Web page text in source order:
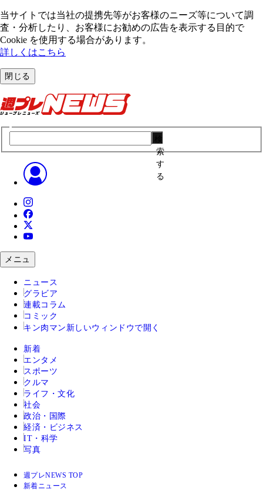
当サイトでは当社の提携先等がお客様のニーズ等について調
査・分析したり、お客様にお勧めの広告を表⽰する⽬的で
Cookie を使⽤する場合があります。
詳しくはこちら
閉じる
索
す
る
メニュ
ニュース
グラビア
連載コラム
コミック
キン肉マン 新しいウィンドウで開く
新着
エンタメ
スポーツ
クルマ
ライフ・文化
社会
政治・国際
経済・ビジネス
IT・科学
写真
週プレNEWS TOP
新着ニュース